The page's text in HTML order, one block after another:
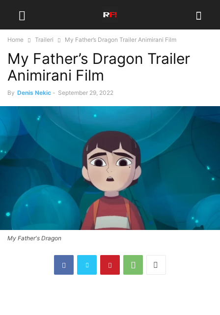
Home Traileri My Father’s Dragon Trailer Animirani Film
My Father’s Dragon Trailer
Animirani Film
By Denis Nekic - September 29, 2022
My Father's Dragon